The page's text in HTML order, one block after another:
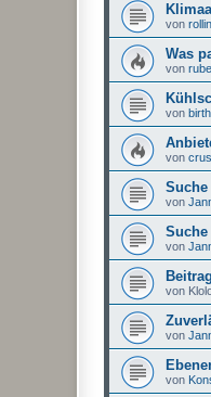
von
Was
von
von
von
von
von
von
von
von